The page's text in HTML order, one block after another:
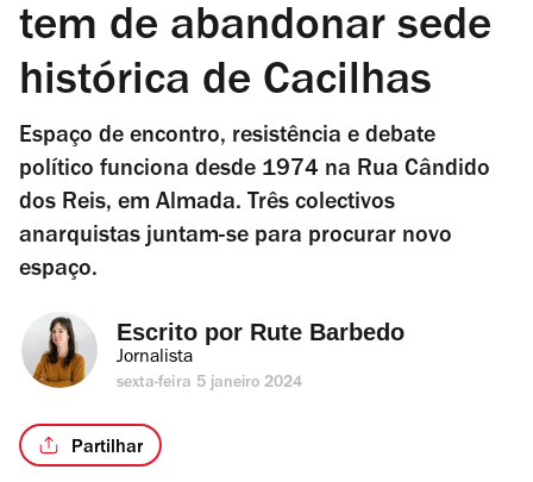
tem de abandonar sede
histórica de Cacilhas
Espaço de encontro, resistência e debate
político funciona desde 1974 na Rua Cândido
dos Reis, em Almada. Três colectivos
anarquistas juntam-se para procurar novo
espaço.
Escrito por Rute Barbedo
Jornalista
sexta-feira 5 janeiro 2024
Partilhar